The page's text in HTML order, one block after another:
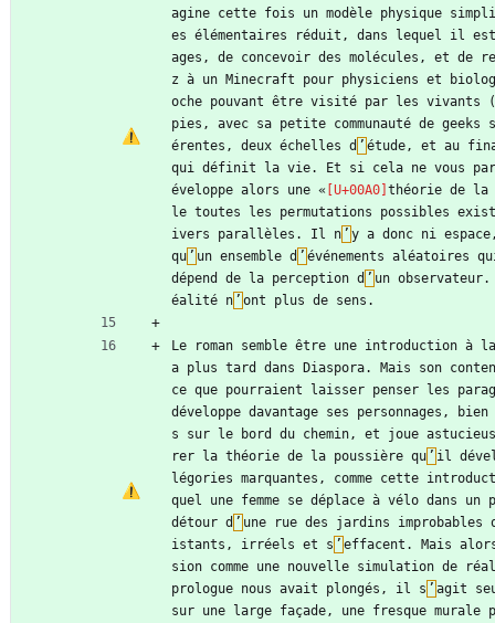
agine cette fois un modèle physique
es élémentaires réduit, dans lequel il
ages, de concevoir des molécules, et de
z à un Minecraft pour physiciens et
oche pouvant être visité par les
pies, avec sa petite communauté de
érentes, deux échelles d ’ étude, et au
qui définit la vie. Et si cela ne vous
éveloppe alors une «
théorie de la
le toutes les permutations possibles
ivers parallèles. Il n ’ y a donc ni
qu ’ un ensemble d ’ événements aléatoires
dépend de la perception d ’ un
éalité n ’ ont plus de sens.
Le roman semble être une introduction à
a plus tard dans Diaspora. Mais son
ce que pourraient laisser penser les
développe davantage ses personnages, bien
s sur le bord du chemin, et joue
rer la théorie de la poussière qu ’ il
légories marquantes, comme cette
quel une femme se déplace à vélo dans
détour d ’ une rue des jardins improbables
istants, irréels et s ’ effacent. Mais
sion comme une nouvelle simulation de
prologue nous avait plongés, il s ’ agit
sur une large façade, une fresque murale